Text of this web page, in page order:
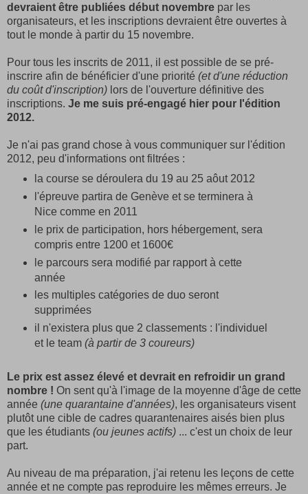
devraient être publiées début novembre par les
organisateurs, et les inscriptions devraient être ouvertes à
tout le monde à partir du 15 novembre.
Pour tous les inscrits de 2011, il est possible de se pré-
inscrire afin de bénéficier d'une priorité (et d'une réduction
du coût d'inscription) lors de l'ouverture définitive des
inscriptions. Je me suis pré-engagé hier pour l'édition
2012.
Je n'ai pas grand chose à vous communiquer sur l'édition
2012, peu d'informations ont filtrées :
la course se déroulera du 19 au 25 aôut 2012
l'épreuve partira de Genève et se terminera à
Nice comme en 2011
le prix de participation, hors hébergement, sera
compris entre 1200 et 1600€
le parcours sera modifié par rapport à cette
année
les multiples catégories de duo seront
supprimées
il n'existera plus que 2 classements : l'individuel
et le team (à partir de 3 coureurs)
Le prix est assez élevé et devrait en refroidir un grand
nombre ! On sent qu'à l'image de la moyenne d'âge de cette
année (une quarantaine d'années), les organisateurs visent
plutôt une cible de cadres quarantenaires aisés bien plus
que les étudiants (ou jeunes actifs) ... c'est un choix de leur
part.
Au niveau de ma préparation, j'ai retenu les leçons de cette
année et ne compte pas reproduire les mêmes erreurs. Je